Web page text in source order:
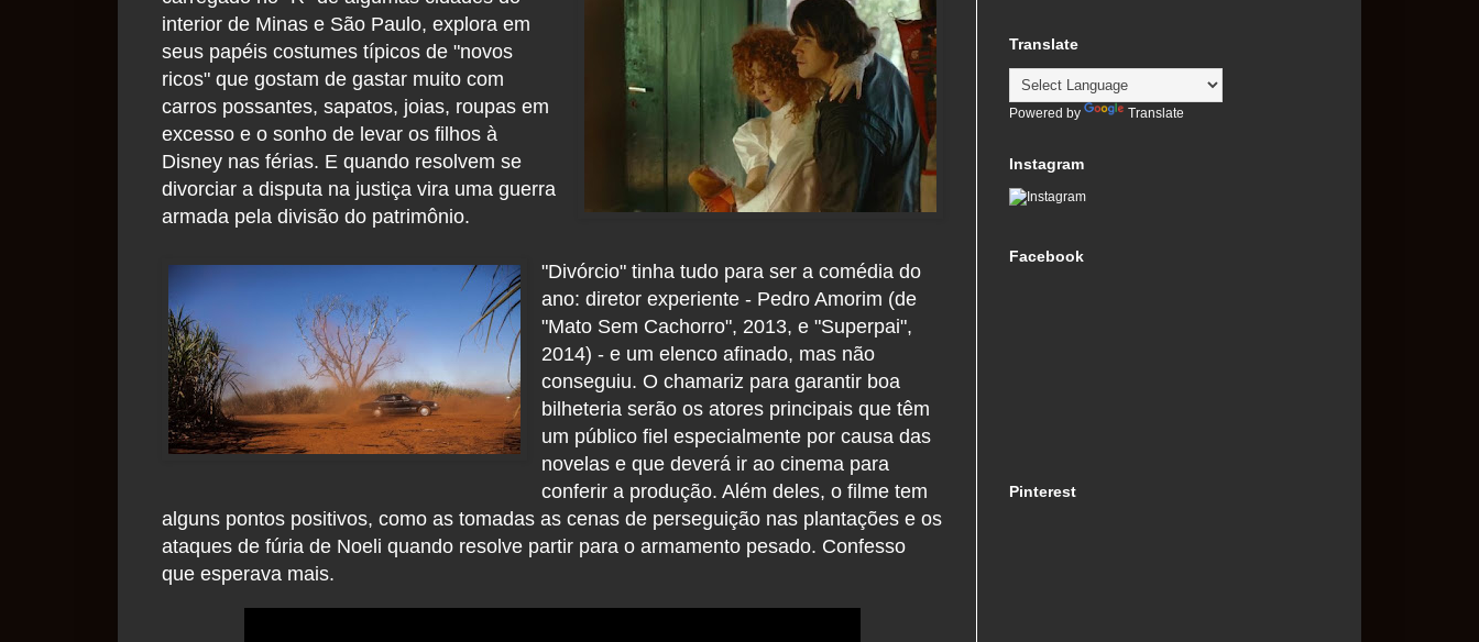
interior de Minas e São Paulo, explora em
seus papéis costumes típicos de "novos
ricos" que gostam de gastar muito com
carros possantes, sapatos, joias, roupas em
excesso e o sonho de levar os filhos à
Disney nas férias. E quando resolvem se
divorciar a disputa na justiça vira uma guerra
armada pela divisão do patrimônio.
"Divórcio" tinha tudo para ser a comédia do
ano: diretor experiente - Pedro Amorim (de
"Mato Sem Cachorro", 2013, e "Superpai",
2014) - e um elenco afinado, mas não
conseguiu. O chamariz para garantir boa
bilheteria serão os atores principais que têm
um público fiel especialmente por causa das
novelas e que deverá ir ao cinema para
conferir a produção. Além deles, o filme tem
alguns pontos positivos, como as tomadas as cenas de perseguição nas plantações e os
ataques de fúria de Noeli quando resolve partir para o armamento pesado. Confesso
que esperava mais.
Translate
Powered by Translate
Instagram
Facebook
Pinterest